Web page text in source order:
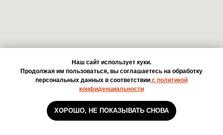
Наш сайт использует куки.
Продолжая им пользоваться, вы соглашаетесь на обработку
персональных данных в соответствии с политикой
конфиденциальности
ХОРОШО, НЕ ПОКАЗЫВАТЬ СНОВА